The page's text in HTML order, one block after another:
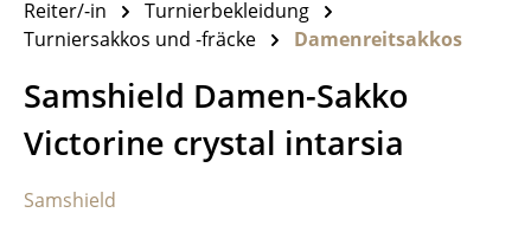
Reiter/-in
Turnierbekleidung
Turniersakkos und -fräcke
Damenreitsakkos
Samshield Damen-Sakko
Victorine crystal intarsia
Samshield